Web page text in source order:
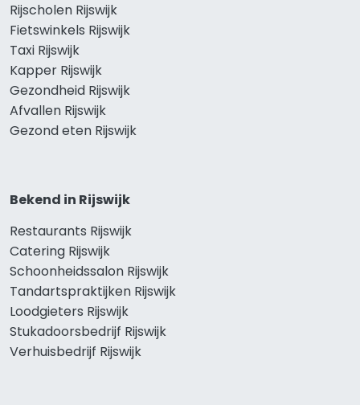
Rijscholen Rijswijk
Fietswinkels Rijswijk
Taxi Rijswijk
Kapper Rijswijk
Gezondheid Rijswijk
Afvallen Rijswijk
Gezond eten Rijswijk
Bekend in Rijswijk
Restaurants Rijswijk
Catering Rijswijk
Schoonheidssalon Rijswijk
Tandartspraktijken Rijswijk
Loodgieters Rijswijk
Stukadoorsbedrijf Rijswijk
Verhuisbedrijf Rijswijk